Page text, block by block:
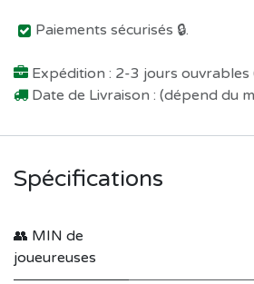
Paiements sécurisés 🔒.
Expédition : 2-3 jours ouvrables
Date de Livraison : (dépend du
Spécifications
👥 MIN de
joueureuses